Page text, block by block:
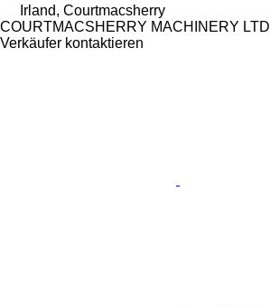
Irland, Courtmacsherry
COURTMACSHERRY MACHINERY LTD
Verkäufer kontaktieren